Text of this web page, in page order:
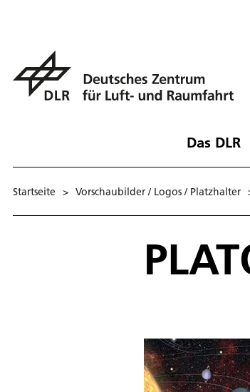
Das DLR
Startseite > Vorschaubilder / Logos / Platzhalter